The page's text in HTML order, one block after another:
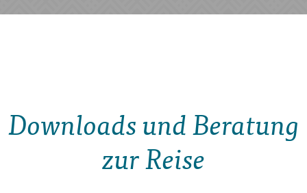
Downloads und Beratung
zur Reise